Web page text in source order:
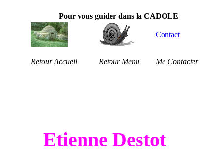
Pour vous guider dans la CADOLE
Contact
Retour Accueil Retour Menu Me Contacter
Etienne Destot